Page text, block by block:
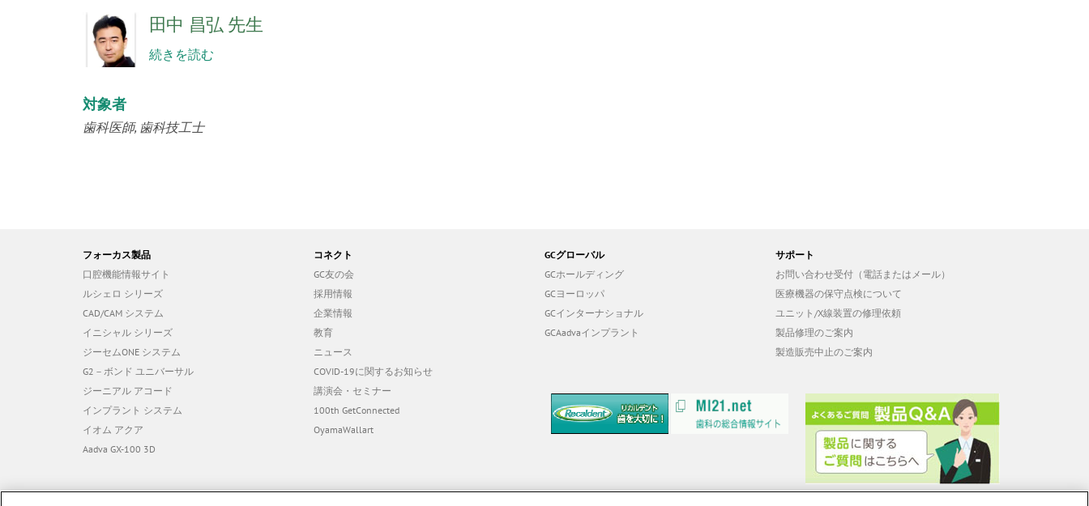
田中 昌弘 先生
続きを読む
対象者
歯科医師 歯科技工士
フォーカス製品
口腔機能情報サイト
ルシェロ シリーズ
CAD/CAM システム
イニシャル シリーズ
ジーセムONE システム
G2－ボンド ユニバーサル
ジーニアル アコード
インプラント システム
イオム アクア
Aadva GX-100 3D
コネクト
GC友の会
採用情報
企業情報
教育
ニュース
COVID-19に関するお知らせ
講演会・セミナー
100th GetConnected
OyamaWallart
GCグローバル
GCホールディング
GCヨーロッパ
GCインターナショナル
GCAadvaインプラント
サポート
お問い合わせ受付（電話またはメール）
医療機器の保守点検について
ユニット/X線装置の修理依頼
製品修理のご案内
製造販売中止のご案内